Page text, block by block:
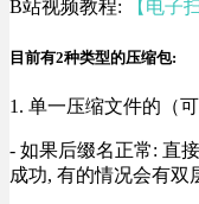
B站视频教程: 【电子
目前有2种类型的压缩包:
1. 单一压缩文件的（
- 如果后缀名正常: 直
成功, 有的情况会有双